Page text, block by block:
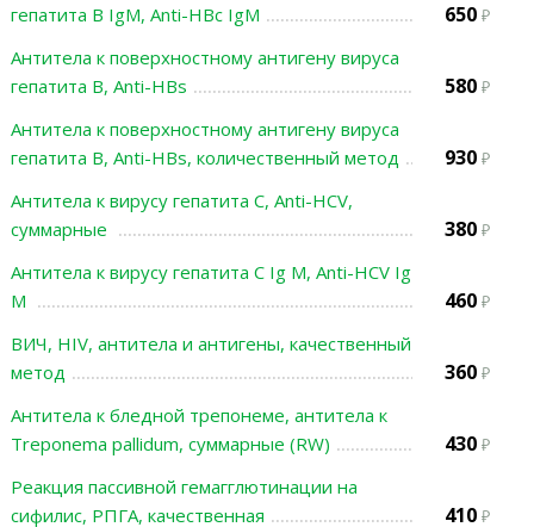
гепатита В IgM, Anti-HBc IgM
650
Антитела к поверхностному антигену вируса
гепатита В, Anti-HBs
580
Антитела к поверхностному антигену вируса
гепатита В, Anti-HBs, количественный метод
930
Антитела к вирусу гепатита С, Anti-HCV,
суммарные
380
Антитела к вирусу гепатита С Ig M, Anti-HCV Ig
M
460
ВИЧ, HIV, антитела и антигены, качественный
метод
360
Антитела к бледной трепонеме, антитела к
Treponema pallidum, суммарные (RW)
430
Реакция пассивной гемагглютинации на
сифилис, РПГА, качественная
410